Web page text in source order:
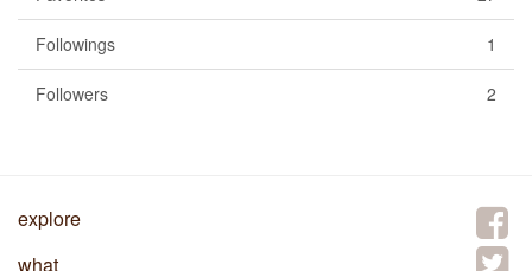
1
Followings
2
Followers
explore
what